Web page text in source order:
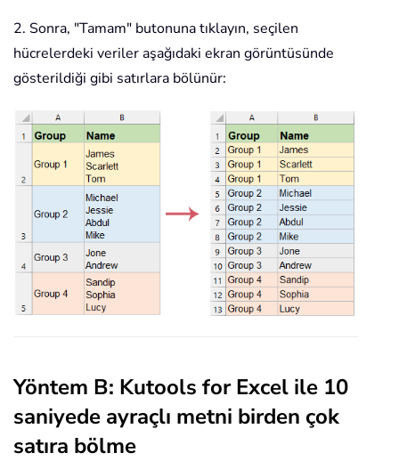
2. Sonra, "Tamam" butonuna tıklayın, seçilen
hücrelerdeki veriler aşağıdaki ekran görüntüsünde
gösterildiği gibi satırlara bölünür:
Yöntem B: Kutools for Excel ile 10
saniyede ayraçlı metni birden çok
satıra bölme